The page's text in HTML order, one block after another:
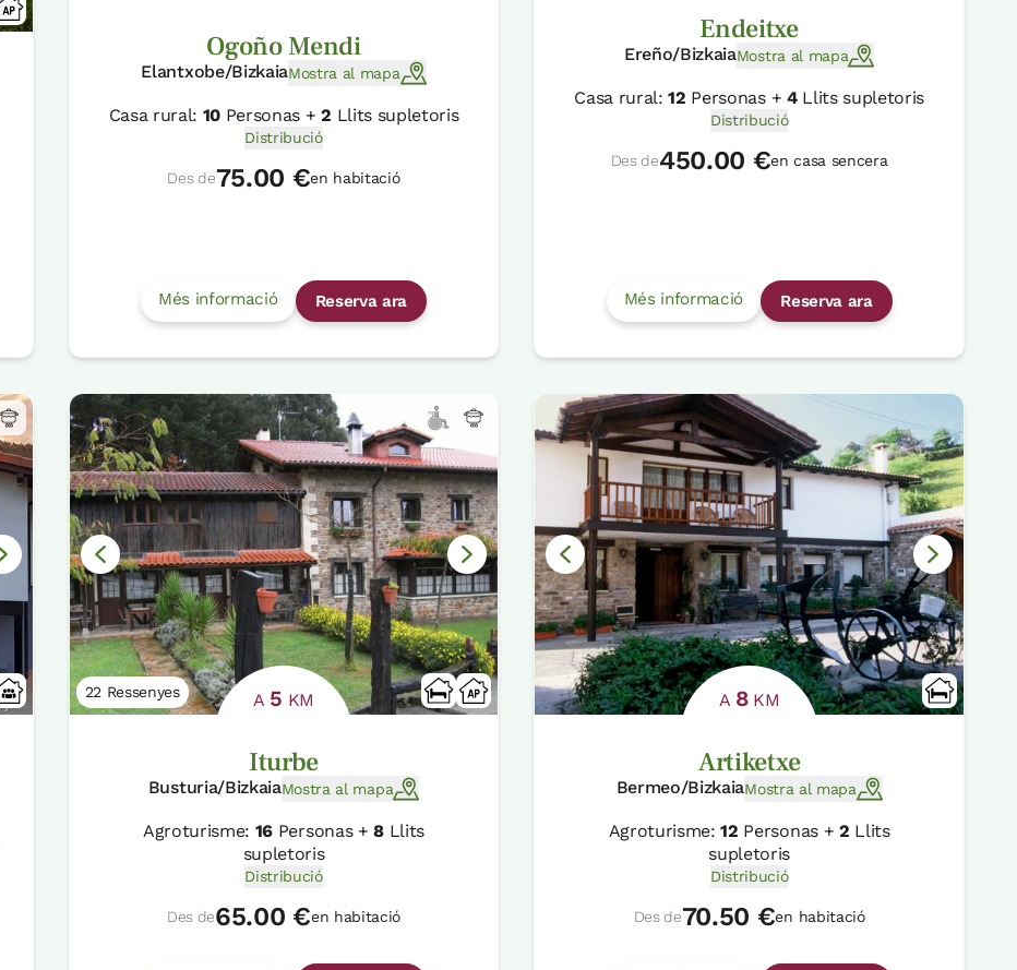
Ogoño Mendi
Elantxobe/BizkaiaMostra al mapa
Casa rural: 10 Personas +2 Llits supletoris
Distribució
Des de75.00 €en habitació
Més informació Reserva ara
Endeitxe
Ereño/BizkaiaMostra al mapa
Casa rural:12 Personas + 4Llits supletoris
Distribució
Des de450.00 €en casa sencera
Més informació Reserva ara
22 Ressenyes A 5 KM
Iturbe
Busturia/BizkaiaMostra al mapa
Agroturisme: 16 Personas +8Llits
supletoris
Distribució
Des de65.00 €en habitació
A 8KM
Artiketxe
Bermeo/BizkaiaMostra al mapa
Agroturisme:12 Personas + 2 Llits
supletoris
Distribució
Des de70.50 €en habitació